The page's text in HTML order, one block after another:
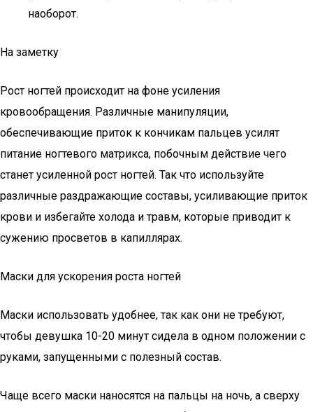
наоборот.
На заметку
Рост ногтей происходит на фоне усиления
кровообращения. Различные манипуляции,
обеспечивающие приток к кончикам пальцев усилят
питание ногтевого матрикса, побочным действие чего
станет усиленной рост ногтей. Так что используйте
различные раздражающие составы, усиливающие приток
крови и избегайте холода и травм, которые приводит к
сужению просветов в капиллярах.
Маски для ускорения роста ногтей
Маски использовать удобнее, так как они не требуют,
чтобы девушка 10-20 минут сидела в одном положении с
руками, запущенными с полезный состав.
Чаще всего маски наносятся на пальцы на ночь, а сверху